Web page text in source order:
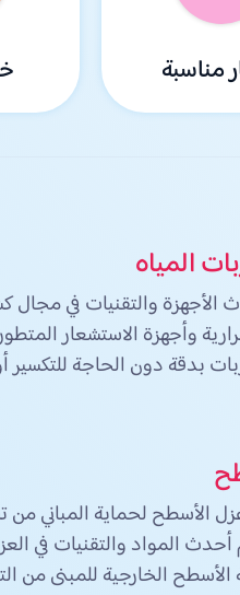
مناسبة
المياه
والتقنيات في مجال
وأجهزة الاستشعار
بدقة دون الحاجة للتكسير
الأسطح لحماية المباني من
المواد والتقنيات في
الخارجية للمبنى من